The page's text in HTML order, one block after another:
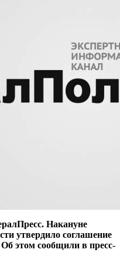
Накануне
утвердило соглашение
этом сообщили в пресс-